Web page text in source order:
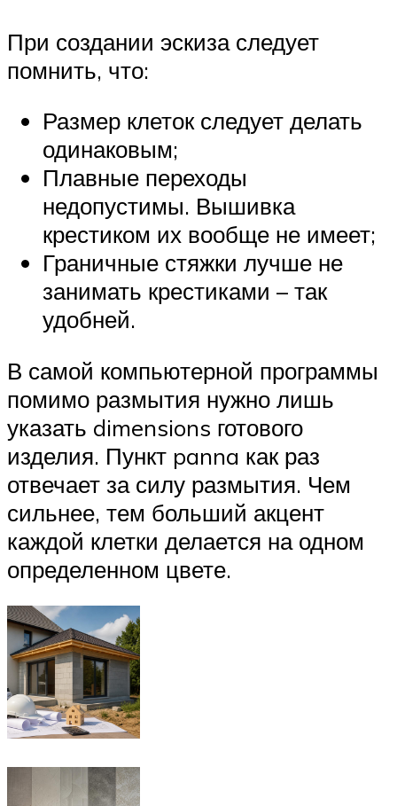
При создании эскиза следует
помнить, что:
Размер клеток следует делать
одинаковым;
Плавные переходы
недопустимы. Вышивка
крестиком их вообще не имеет;
Граничные стяжки лучше не
занимать крестиками – так
удобней.
В самой компьютерной программы
помимо размытия нужно лишь
указать dimensions готового
изделия. Пункт panna как раз
отвечает за силу размытия. Чем
сильнее, тем больший акцент
каждой клетки делается на одном
определенном цвете.